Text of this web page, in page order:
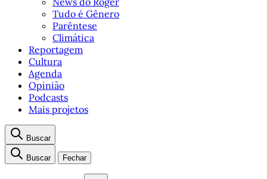
Tudo é Gênero
Parêntese
Climática
Reportagem
Cultura
Agenda
Opinião
Podcasts
Mais projetos
Buscar
Buscar Fechar